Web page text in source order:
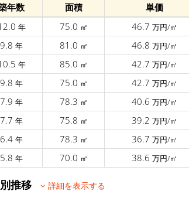
年数 面積 単価
年 75.0 ㎡ 46.7 万円/㎡
9.8 年 81.0 ㎡ 46.8 万円/㎡
年 85.0 ㎡ 42.7 万円/㎡
9.8 年 75.0 ㎡ 42.7 万円/㎡
7.9 年 78.3 ㎡ 40.6 万円/㎡
7.7 年 75.8 ㎡ 39.2 万円/㎡
6.4 年 78.3 ㎡ 36.7 万円/㎡
5.8 年 70.0 ㎡ 38.6 万円/㎡
別推移 詳細を表示する